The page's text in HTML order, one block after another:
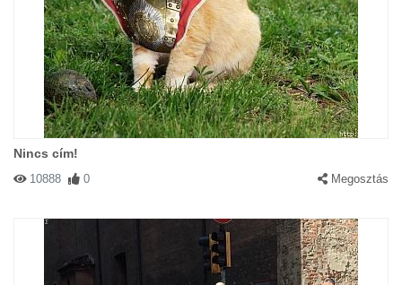
Nincs cím!
10888 0 Megosztás